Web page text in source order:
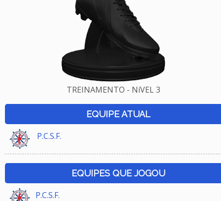
TREINAMENTO - NíVEL 3
EQUIPE ATUAL
P.C.S.F.
EQUIPES QUE JOGOU
P.C.S.F.